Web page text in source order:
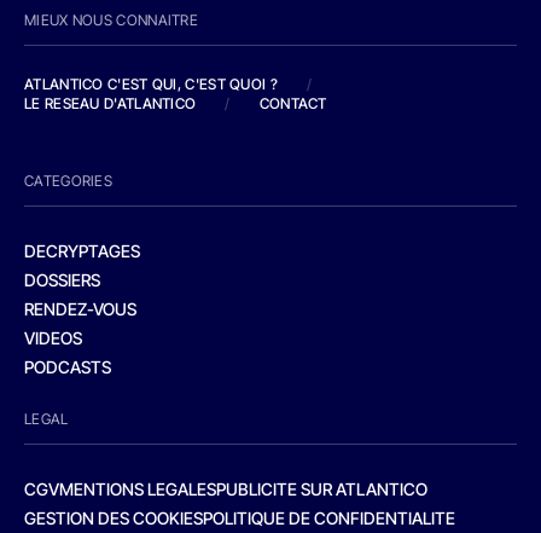
MIEUX NOUS CONNAITRE
ATLANTICO C'EST QUI, C'EST QUOI ?
/
LE RESEAU D'ATLANTICO
/ CONTACT
CATEGORIES
DECRYPTAGES
DOSSIERS
RENDEZ-VOUS
VIDEOS
PODCASTS
LEGAL
CGVMENTIONS LEGALESPUBLICITE SUR ATLANTICO
GESTION DES COOKIESPOLITIQUE DE CONFIDENTIALITE